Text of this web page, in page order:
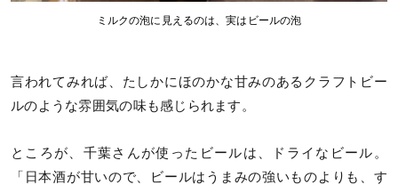
ミルクの泡に見えるのは、実はビールの泡
言われてみれば、たしかにほのかな甘みのあるクラフトビー
ルのような雰囲気の味も感じられます。
ところが、千葉さんが使ったビールは、ドライなビール。
「日本酒が甘いので、ビールはうまみの強いものよりも、す